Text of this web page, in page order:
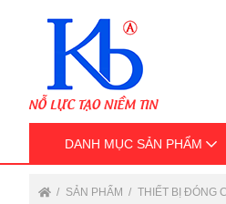
DANH MỤC SẢN PHẨM
SẢN PHẨM THIẾT BỊ ĐÓNG